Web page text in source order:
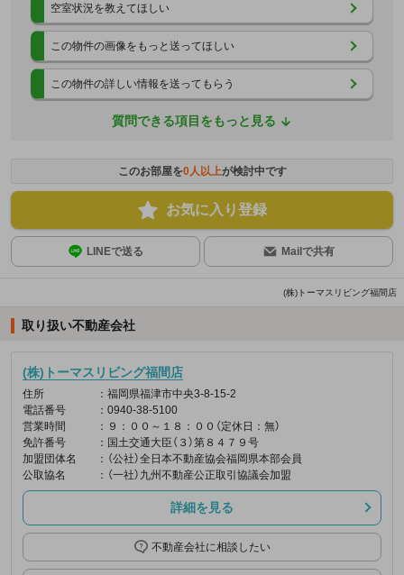
空室状況を教えてほしい
この物件の画像をもっと送ってほしい
この物件の詳しい情報を送ってもらう
質問できる項目をもっと見る
このお部屋を0人以上が検討中です
お気に入り登録
LINEで送る Mailで共有
(株)トーマスリビング福間店
取り扱い不動産会社
(株)トーマスリビング福間店
住所
：福岡県福津市中央3-8-15-2
電話番号
：0940-38-5100
営業時間
：９：００～１８：００（定休日：無）
免許番号
：国土交通大臣（３）第８４７９号
加盟団体名
：（公社）全日本不動産協会福岡県本部会員
公取協名
：（一社）九州不動産公正取引協議会加盟
詳細を見る
不動産会社に相談したい